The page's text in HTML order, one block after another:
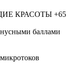
КРАСОТЫ +65
баллами